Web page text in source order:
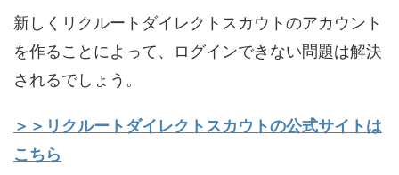
新しくリクルートダイレクトスカウトのアカウント
を作ることによって、ログインできない問題は解決
されるでしょう。
＞＞リクルートダイレクトスカウトの公式サイトは
こちら